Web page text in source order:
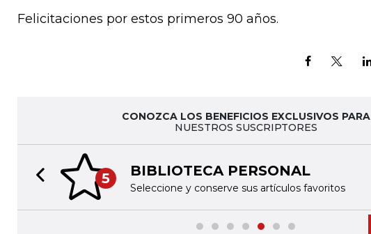
Felicitaciones por estos primeros 90 años.
CONOZCA LOS BENEFICIOS EXCLUSIVOS PARA
NUESTROS SUSCRIPTORES
5 BIBLIOTECA PERSONAL
Seleccione y conserve sus artículos favoritos
Previous slide